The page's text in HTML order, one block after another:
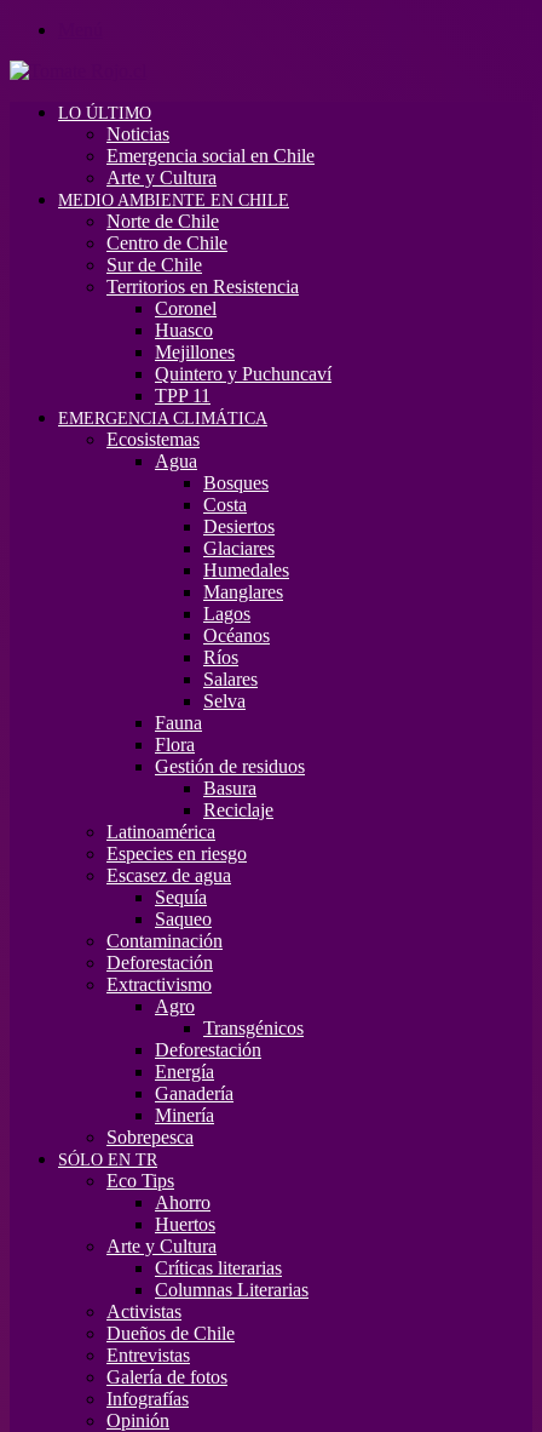
LO ÚLTIMO
Noticias
Emergencia social en Chile
Arte y Cultura
MEDIO AMBIENTE EN CHILE
Norte de Chile
Centro de Chile
Sur de Chile
Territorios en Resistencia
Coronel
Huasco
Mejillones
Quintero y Puchuncaví
TPP 11
EMERGENCIA CLIMÁTICA
Ecosistemas
Agua
Bosques
Costa
Desiertos
Glaciares
Humedales
Manglares
Lagos
Océanos
Ríos
Salares
Selva
Fauna
Flora
Gestión de residuos
Basura
Reciclaje
Latinoamérica
Especies en riesgo
Escasez de agua
Sequía
Saqueo
Contaminación
Deforestación
Extractivismo
Agro
Transgénicos
Deforestación
Energía
Ganadería
Minería
Sobrepesca
SÓLO EN TR
Eco Tips
Ahorro
Huertos
Arte y Cultura
Críticas literarias
Columnas Literarias
Activistas
Dueños de Chile
Entrevistas
Galería de fotos
Infografías
Opinión